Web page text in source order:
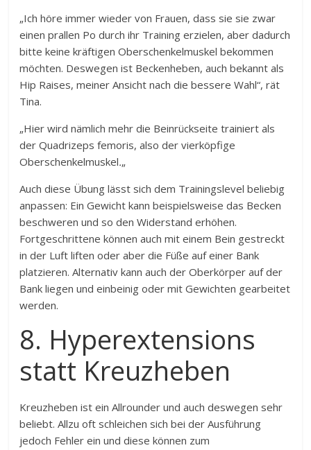
„Ich höre immer wieder von Frauen, dass sie sie zwar
einen prallen Po durch ihr Training erzielen, aber dadurch
bitte keine kräftigen Oberschenkelmuskel bekommen
möchten. Deswegen ist Beckenheben, auch bekannt als
Hip Raises, meiner Ansicht nach die bessere Wahl“, rät
Tina.
„Hier wird nämlich mehr die Beinrückseite trainiert als
der Quadrizeps femoris, also der vierköpfige
Oberschenkelmuskel.„
Auch diese Übung lässt sich dem Trainingslevel beliebig
anpassen: Ein Gewicht kann beispielsweise das Becken
beschweren und so den Widerstand erhöhen.
Fortgeschrittene können auch mit einem Bein gestreckt
in der Luft liften oder aber die Füße auf einer Bank
platzieren. Alternativ kann auch der Oberkörper auf der
Bank liegen und einbeinig oder mit Gewichten gearbeitet
werden.
8. Hyperextensions
statt Kreuzheben
Kreuzheben ist ein Allrounder und auch deswegen sehr
beliebt. Allzu oft schleichen sich bei der Ausführung
jedoch Fehler ein und diese können zum